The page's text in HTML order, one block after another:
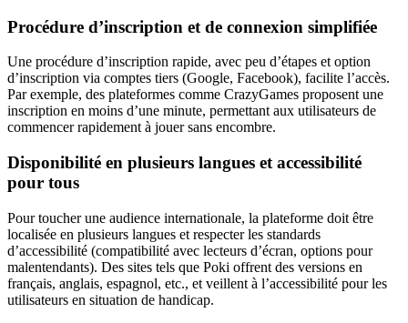
Procédure d’inscription et de connexion simplifiée
Une procédure d’inscription rapide, avec peu d’étapes et option
d’inscription via comptes tiers (Google, Facebook), facilite l’accès.
Par exemple, des plateformes comme CrazyGames proposent une
inscription en moins d’une minute, permettant aux utilisateurs de
commencer rapidement à jouer sans encombre.
Disponibilité en plusieurs langues et accessibilité
pour tous
Pour toucher une audience internationale, la plateforme doit être
localisée en plusieurs langues et respecter les standards
d’accessibilité (compatibilité avec lecteurs d’écran, options pour
malentendants). Des sites tels que Poki offrent des versions en
français, anglais, espagnol, etc., et veillent à l’accessibilité pour les
utilisateurs en situation de handicap.